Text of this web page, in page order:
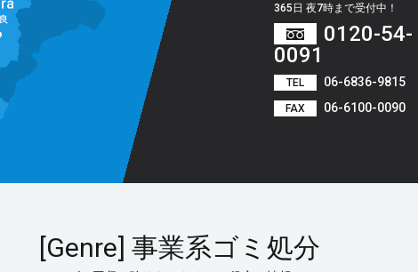
365日 夜7時まで受付中！
0120-54-
0091
TEL 06-6836-9815
FAX 06-6100-0090
[genre] 事業系ゴミ処分